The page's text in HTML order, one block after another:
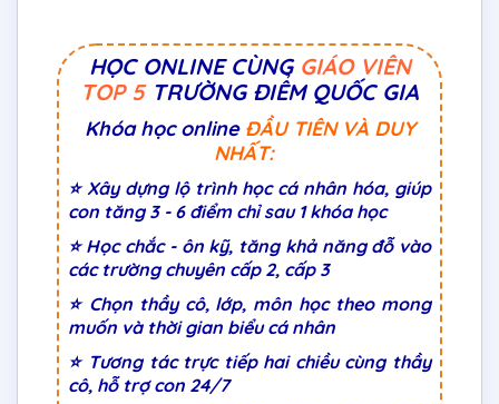
HỌC ONLINE CÙNG GIÁO VIÊN
TOP 5 TRƯỜNG ĐIỂM QUỐC GIA
Khóa học online ĐẦU TIÊN VÀ DUY
NHẤT:
⭐ Xây dựng lộ trình học cá nhân hóa, giúp
con tăng 3 - 6 điểm chỉ sau 1 khóa học
⭐ Học chắc - ôn kỹ, tăng khả năng đỗ vào
các trường chuyên cấp 2, cấp 3
⭐ Chọn thầy cô, lớp, môn học theo mong
muốn và thời gian biểu cá nhân
⭐ Tương tác trực tiếp hai chiều cùng thầy
cô, hỗ trợ con 24/7